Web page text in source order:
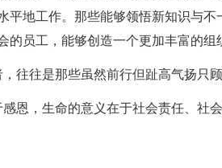
平地工作。那些能够领悟新知识与
的员工，能够创造一个更加丰富的组
往往是那些虽然前行但趾高气扬只顾
恩，生命的意义在于社会责任、社会